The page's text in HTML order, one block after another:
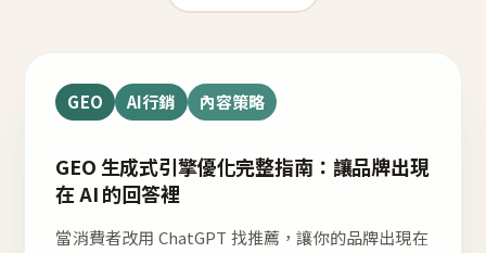
GEO AI行銷 內容策略
GEO 生成式引擎優化完整指南：讓品牌出現
在 AI 的回答裡
當消費者改用 ChatGPT 找推薦，讓你的品牌出現在